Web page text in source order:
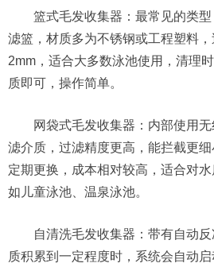
篮式毛发收集器：最常见的类
滤篮，材质多为不锈钢或工程塑料
2mm，适合大多数泳池使用，清理
质即可，操作简单。
网袋式毛发收集器：内部使用
滤介质，过滤精度更高，能拦截更
定期更换，成本相对较高，适合对
如儿童泳池、温泉泳池。
自清洗毛发收集器：带有自动
质积累到一定程度时，系统会自动